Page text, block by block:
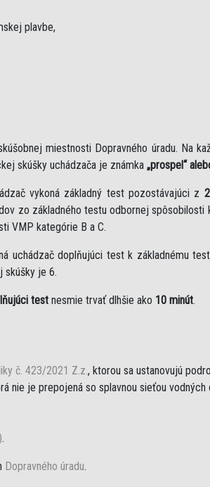
plavbe,
miestnosti Dopravného úradu. Na
skúšky uchádzača je známka „prospel“
vykoná základný test pozostávajúci z
zo základného testu odbornej
VMP kategórie B a C.
uchádzač doplňujúci test k základnému
skúšky je 6.
test nesmie trvať dlhšie ako 10 minút.
č. 423/2021 Z.z., ktorou sa ustanovujú
nie je prepojená so splavnou sieťou
.
Dopravného úradu.